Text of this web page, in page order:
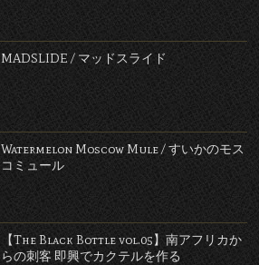
MADSLIDE / マッドスライド
Watermelon Moscow Mule / すいかのモス
コミュール
【The Black Bottle vol.05】南アフリカか
らの刺客 即興でカクテルを作る